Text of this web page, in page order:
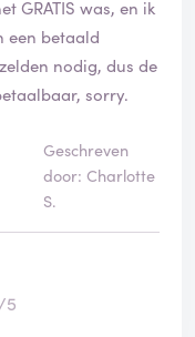
GRATIS was, en ik
een betaald
nodig, dus de
sorry.
Geschreven
door: Charlotte
S.
5